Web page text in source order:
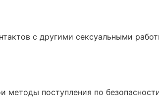
с другими сексуальными
методы поступления по